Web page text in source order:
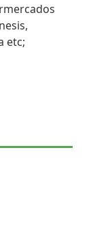
etc;